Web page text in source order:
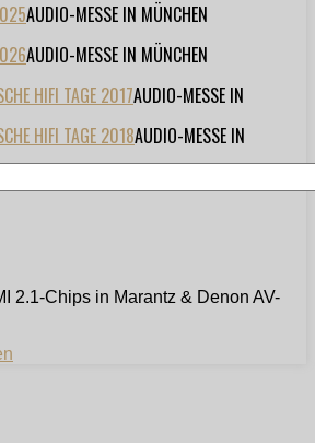
AUDIO-MESSE IN MÜNCHEN
AUDIO-MESSE IN MÜNCHEN
HIFI TAGE 2017AUDIO-MESSE IN
HIFI TAGE 2018AUDIO-MESSE IN
2.1-Chips in Marantz & Denon AV-